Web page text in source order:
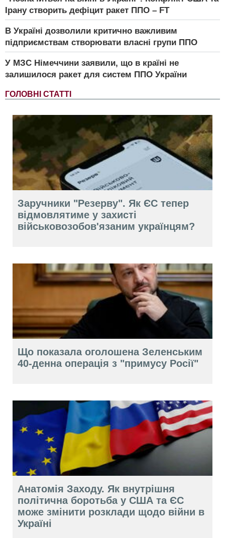
Ірану створить дефіцит ракет ППО – FT
В Україні дозволили критично важливим
підприємствам створювати власні групи ППО
У МЗС Німеччини заявили, що в країні не
залишилося ракет для систем ППО України
ГОЛОВНІ СТАТТІ
Заручники "Резерву". Як ЄС тепер
відмовлятиме у захисті
військовозобов'язаним українцям?
Що показала оголошена Зеленським
40-денна операція з "примусу Росії"
Анатомія Заходу. Як внутрішня
політична боротьба у США та ЄС
може змінити розклади щодо війни в
Україні